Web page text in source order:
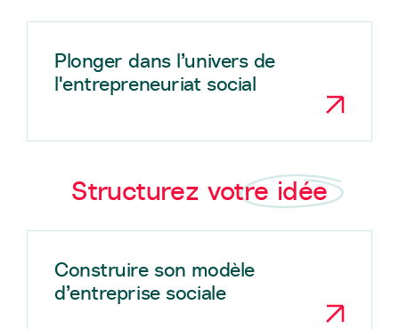
Plonger dans l’univers de
l'entrepreneuriat social
Structurez votre idée
Construire son modèle
d’entreprise sociale